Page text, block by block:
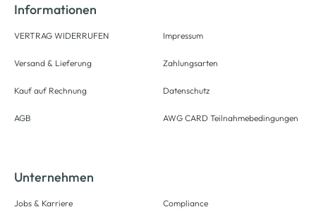
Informationen
VERTRAG WIDERRUFEN
Versand & Lieferung
Kauf auf Rechnung
AGB
Impressum
Zahlungsarten
Datenschutz
AWG CARD Teilnahmebedingungen
Unternehmen
Jobs & Karriere Compliance